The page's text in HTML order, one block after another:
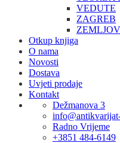
VEDUTE
ZAGREB
Otkup knjiga
O nama
Novosti
Dostava
Uvjeti prodaje
Kontakt
Dežmanova 3
Radno Vrijeme
+3851 484-6149